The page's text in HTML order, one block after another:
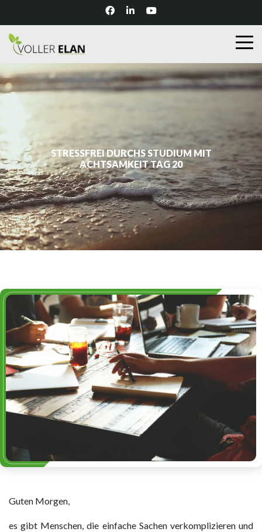
STRESSFREI DURCHS STUDIUM MIT
ACHTSAMKEIT TAG 20
Guten Morgen,
es gibt Menschen, die einfache Sachen verkomplizieren und